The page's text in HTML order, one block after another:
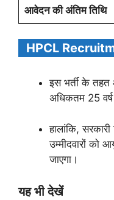
आवेदन की अंतिम तिथि
HPCL
इस भर्ती के तहत
अधिकतम 25 वर्ष
हालांकि,
उम्मीदवारों को
जाएगा।
यह भी देखें